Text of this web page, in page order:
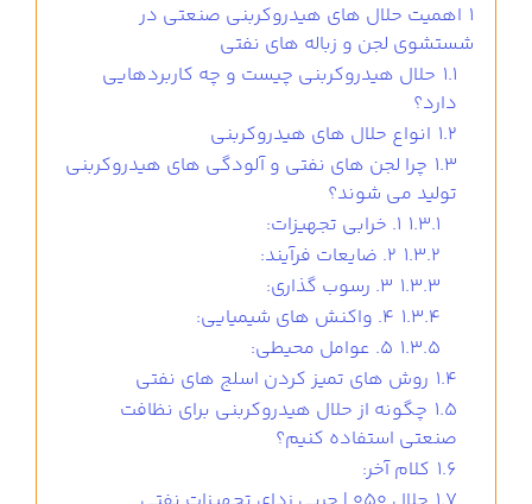
1 اهمیت حلال های هیدروکربنی صنعتی در
شستشوی لجن و زباله های نفتی
1.1 حلال هیدروکربنی چیست و چه کاربردهایی
دارد؟
1.2 انواع حلال های هیدروکربنی
1.3 چرا لجن های نفتی و آلودگی های هیدروکربنی
تولید می شوند؟
1.3.1 1. خرابی تجهیزات:
1.3.2 2. ضایعات فرآیند:
1.3.3 3. رسوب گذاری:
1.3.4 4. واکنش های شیمیایی:
1.3.5 5. عوامل محیطی:
1.4 روش های تمیز کردن اسلج های نفتی
1.5 چگونه از حلال هیدروکربنی برای نظافت
صنعتی استفاده کنیم؟
1.6 کلام آخر: